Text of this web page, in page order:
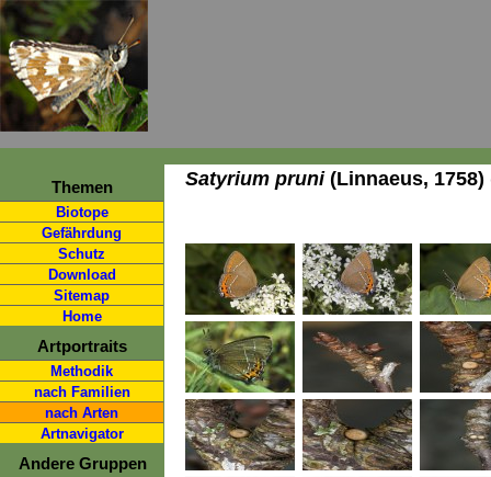
Themen
Biotope
Gefährdung
Schutz
Download
Sitemap
Home
Artportraits
Methodik
nach Familien
nach Arten
Artnavigator
Andere Gruppen
Satyrium pruni(Linnaeus, 1758)